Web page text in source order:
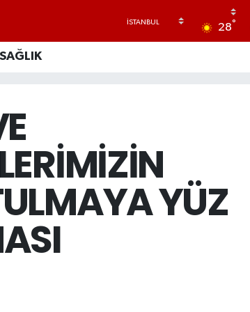
28°
SAĞLIK
YÜZ